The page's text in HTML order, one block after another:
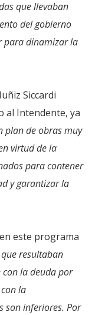
que llevaban
del gobierno
para dinamizar la
Siccardi
al Intendente, ya
plan de obras muy
virtud de la
para contener
y garantizar la
este programa
resultaban
la deuda por
la
son inferiores. Por